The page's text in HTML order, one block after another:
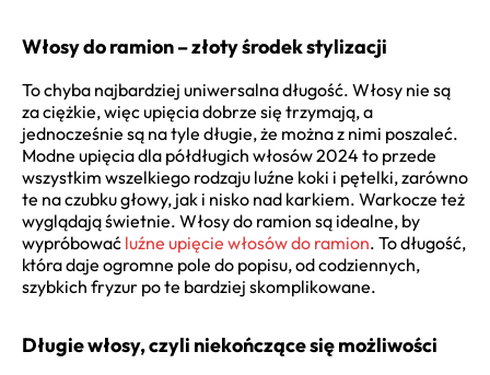
Włosy do ramion – złoty środek stylizacji
To chyba najbardziej uniwersalna długość. Włosy nie są
za ciężkie, więc upięcia dobrze się trzymają, a
jednocześnie są na tyle długie, że można z nimi poszaleć.
Modne upięcia dla półdługich włosów 2024 to przede
wszystkim wszelkiego rodzaju luźne koki i pętelki, zarówno
te na czubku głowy, jak i nisko nad karkiem. Warkocze też
wyglądają świetnie. Włosy do ramion są idealne, by
wypróbować luźne upięcie włosów do ramion. To długość,
która daje ogromne pole do popisu, od codziennych,
szybkich fryzur po te bardziej skomplikowane.
Długie włosy, czyli niekończące się możliwości